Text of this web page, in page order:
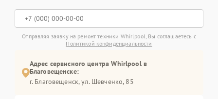
Отправляя заявку на ремонт техники Whirlpool, Вы соглашаетесь с
Политикой конфиденциальности
Адрес сервисного центра Whirlpool в
Благовещенске:
г. Благовещенск, ул. Шевченко, 85